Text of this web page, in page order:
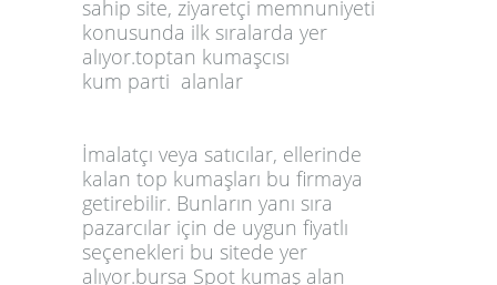
sahip site, ziyaretçi memnuniyeti
konusunda ilk sıralarda yer
alıyor.toptan kumaşcısı
kum parti alanlar
İmalatçı veya satıcılar, ellerinde
kalan top kumaşları bu firmaya
getirebilir. Bunların yanı sıra
pazarcılar için de uygun fiyatlı
seçenekleri bu sitede yer
alıyor.bursa Spot kumaş alan